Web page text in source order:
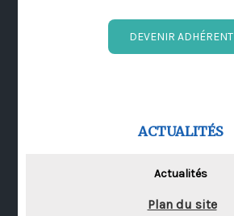
DEVENIR ADHÉRENT
ACTUALITÉS
Actualités
Plan du site